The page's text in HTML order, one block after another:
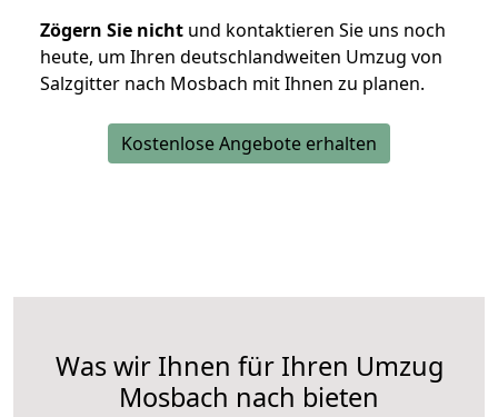
Zögern Sie nicht und kontaktieren Sie uns noch
heute, um Ihren deutschlandweiten Umzug von
Salzgitter nach Mosbach mit Ihnen zu planen.
Kostenlose Angebote erhalten
Was wir Ihnen für Ihren Umzug
Mosbach nach bieten